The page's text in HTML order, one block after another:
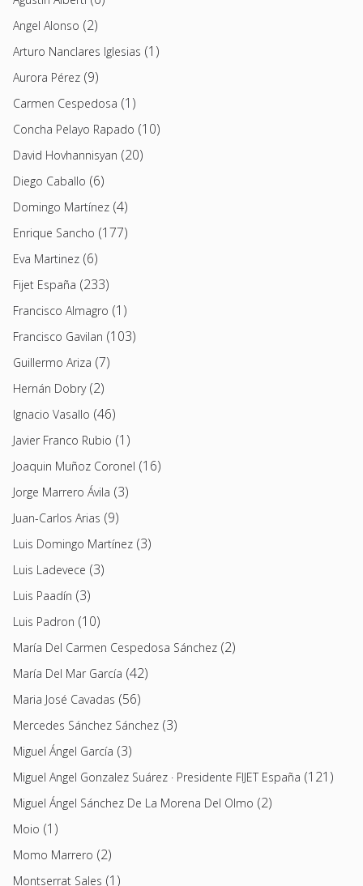
Angel Alonso (2)
Arturo Nanclares Iglesias (1)
Aurora Pérez (9)
Carmen Cespedosa (1)
Concha Pelayo Rapado (10)
David Hovhannisyan (20)
Diego Caballo (6)
Domingo Martínez (4)
Enrique Sancho (177)
Eva Martinez (6)
Fijet España (233)
Francisco Almagro (1)
Francisco Gavilan (103)
Guillermo Ariza (7)
Hernán Dobry(2)
Ignacio Vasallo (46)
Javier Franco Rubio (1)
Joaquin Muñoz Coronel (16)
Jorge Marrero Ávila (3)
Juan-Carlos Arias (9)
Luis Domingo Martínez (3)
Luis Ladevece (3)
Luis Paadín (3)
Luis Padron (10)
María Del Carmen Cespedosa Sánchez (2)
María Del Mar García (42)
Maria José Cavadas (56)
Mercedes Sánchez Sánchez (3)
Miguel Ángel García (3)
Miguel Angel Gonzalez Suárez · Presidente FIJET España (121)
Miguel Ángel Sánchez De La Morena Del Olmo (2)
Moio (1)
Momo Marrero (2)
Montserrat Sales (1)